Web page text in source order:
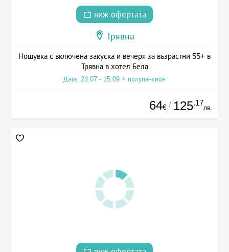
виж офертата
Трявна
Нощувка с включена закуска и вечеря за възрастни 55+ в
Трявна в хотел Бела
Дата: 23.07 - 15.09 + полупансион
64€ / 125.17
лв.